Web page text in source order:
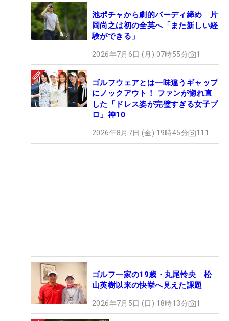
池ポチャから劇的バーディ締め 片
岡尚之は初の全英へ「また新しい経
験ができる」
2026年7月6日 (月) 07時55分 1
ゴルフウェアとは一味違うギャップ
にノックアウト！ ファンが惚れ直
した「ドレス姿が完璧すぎる女子プ
ロ」神10
2026年8月7日 (金) 19時45分 111
ゴルフ一家の19歳・丸尾怜央 松
山英樹以来の快挙へ見えた課題
2026年7月5日 (日) 18時13分 1